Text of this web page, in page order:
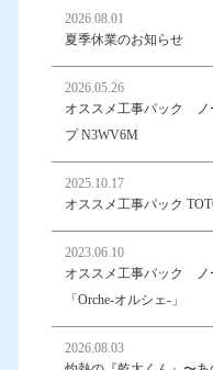
2026.08.01
夏季休業のお知らせ
2026.05.26
オススメ工事パック ノ
プ N3WV6M
2025.10.17
オススメ工事パック
2023.06.10
オススメ工事パック ノ
「Orche-オルシェ-」
2026.08.03